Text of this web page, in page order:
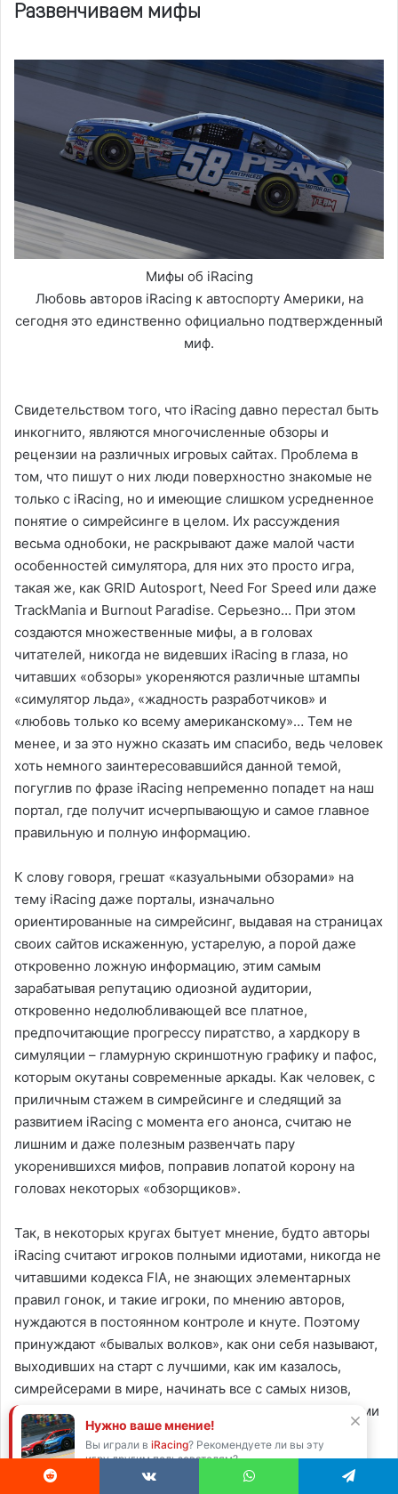
Развенчиваем мифы
Мифы об iRacing
Любовь авторов iRacing к автоспорту Америки, на
сегодня это единственно официально подтвержденный
миф.
Свидетельством того, что iRacing давно перестал быть
инкогнито, являются многочисленные обзоры и
рецензии на различных игровых сайтах. Проблема в
том, что пишут о них люди поверхностно знакомые не
только с iRacing, но и имеющие слишком усредненное
понятие о симрейсинге в целом. Их рассуждения
весьма однобоки, не раскрывают даже малой части
особенностей симулятора, для них это просто игра,
такая же, как GRID Autosport, Need For Speed или даже
TrackMania и Burnout Paradise. Серьезно… При этом
создаются множественные мифы, а в головах
читателей, никогда не видевших iRacing в глаза, но
читавших «обзоры» укореняются различные штампы
«симулятор льда», «жадность разработчиков» и
«любовь только ко всему американскому»… Тем не
менее, и за это нужно сказать им спасибо, ведь человек
хоть немного заинтересовавшийся данной темой,
погуглив по фразе iRacing непременно попадет на наш
портал, где получит исчерпывающую и самое главное
правильную и полную информацию.
К слову говоря, грешат «казуальными обзорами» на
тему iRacing даже порталы, изначально
ориентированные на симрейсинг, выдавая на страницах
своих сайтов искаженную, устарелую, а порой даже
откровенно ложную информацию, этим самым
зарабатывая репутацию одиозной аудитории,
откровенно недолюбливающей все платное,
предпочитающие прогрессу пиратство, а хардкору в
симуляции – гламурную скриншотную графику и пафос,
которым окутаны современные аркады. Как человек, с
приличным стажем в симрейсинге и следящий за
развитием iRacing с момента его анонса, считаю не
лишним и даже полезным развенчать пару
укоренившихся мифов, поправив лопатой корону на
головах некоторых «обзорщиков».
Так, в некоторых кругах бытует мнение, будто авторы
iRacing считают игроков полными идиотами, никогда не
читавшими кодекса FIA, не знающих элементарных
правил гонок, и такие игроки, по мнению авторов,
нуждаются в постоянном контроле и кнуте. Поэтому
принуждают «бывалых волков», как они себя называют,
выходивших на старт с лучшими, как им казалось,
симрейсерами в мире, начинать все с самых низов,
наряду со штрафниками: крашерами, нубами и прочими
нфсерами, как они видят «новичковые» серии iRacing,
прокладывая путь в верхние эшелоны, молчаливо
терпя ограничения игры.
Нужно ваше мнение!
Вы играли в iRacing? Рекомендуете ли вы эту
игру другим пользователям?